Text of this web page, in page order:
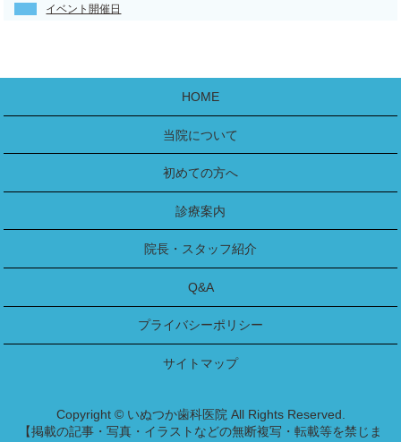
イベント開催日
HOME
当院について
初めての方へ
診療案内
院長・スタッフ紹介
Q&A
プライバシーポリシー
サイトマップ
Copyright © いぬつか歯科医院 All Rights Reserved.
【掲載の記事・写真・イラストなどの無断複写・転載等を禁じま